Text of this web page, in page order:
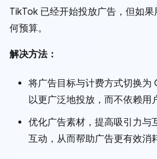
TikTok 已经开始投放广告，但如
何预算。
解决方法：
将广告目标与计费方式切换为
以更广泛地投放，而不依赖用
优化广告素材，提高吸引力与
互动，从而帮助广告更有效消